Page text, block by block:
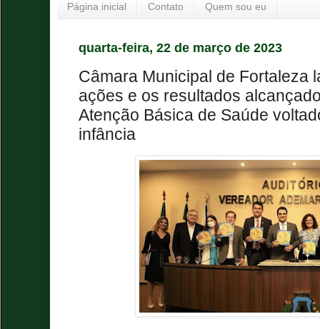
Página inicial Contato Quem sou eu
quarta-feira, 22 de março de 2023
Câmara Municipal de Fortaleza
ações e os resultados
Atenção Básica de Saúde
infância